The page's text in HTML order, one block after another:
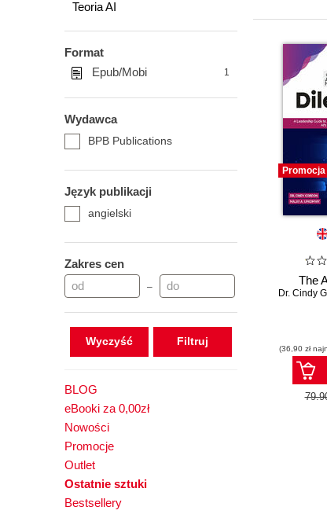
Teoria AI
Format
Epub/Mobi
1
Wydawca
BPB Publications
Język publikacji
angielski
Zakres cen
–
Wyczyść
BLOG
eBooki za 0,00zł
Nowości
Promocje
Outlet
Ostatnie sztuki
Bestsellery
Promocja
The
Dr. Cindy
(36,90 zł